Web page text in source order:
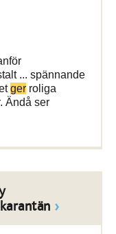
... spännande
ger roliga
Ändå ser